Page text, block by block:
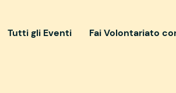
Tutti gli Eventi Fai Volontariato